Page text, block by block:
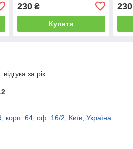
230₴
Купити
230
за рік
корп. 64, оф. 16/2, Київ, Україна